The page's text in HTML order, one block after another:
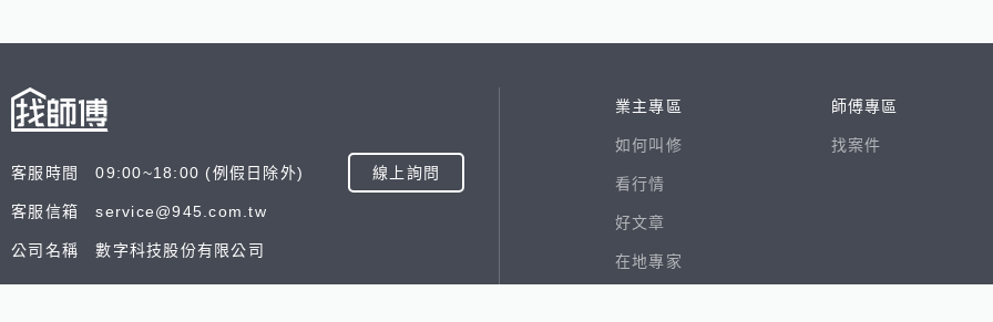
客服時間 09:00~18:00 (例假日除外) 線上詢問
客服信箱 service@945.com.tw
公司名稱 數字科技股份有限公司
業主專區
如何叫修
看行情
好文章
在地專家
師傅專區
找案件